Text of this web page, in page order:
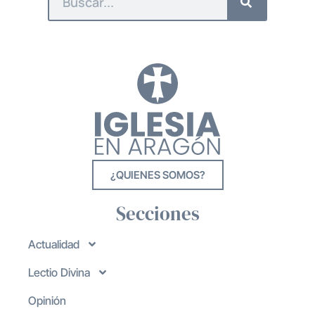
¿QUIENES SOMOS?
Secciones
Actualidad
Lectio Divina
Opinión